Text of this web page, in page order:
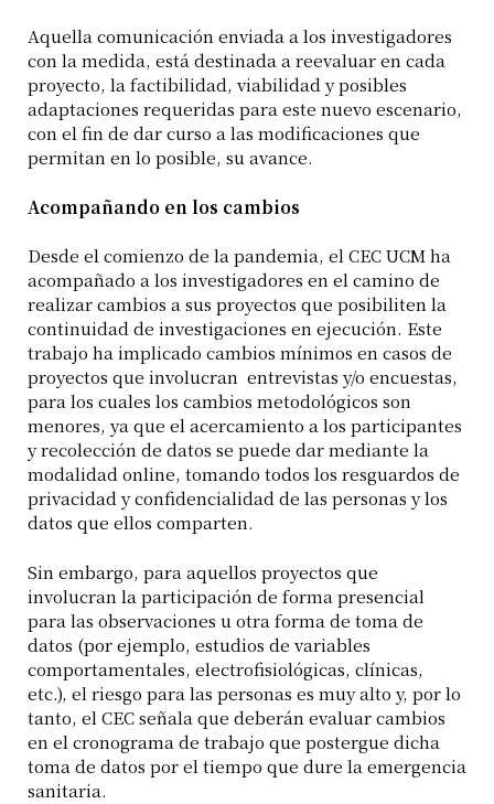
Aquella comunicación enviada a los investigadores
con la medida, está destinada a reevaluar en cada
proyecto, la factibilidad, viabilidad y posibles
adaptaciones requeridas para este nuevo escenario,
con el fin de dar curso a las modificaciones que
permitan en lo posible, su avance.
Acompañando en los cambios
Desde el comienzo de la pandemia, el CEC UCM ha
acompañado a los investigadores en el camino de
realizar cambios a sus proyectos que posibiliten la
continuidad de investigaciones en ejecución. Este
trabajo ha implicado cambios mínimos en casos de
proyectos que involucran entrevistas y/o encuestas,
para los cuales los cambios metodológicos son
menores, ya que el acercamiento a los participantes
y recolección de datos se puede dar mediante la
modalidad online, tomando todos los resguardos de
privacidad y confidencialidad de las personas y los
datos que ellos comparten.
Sin embargo, para aquellos proyectos que
involucran la participación de forma presencial
para las observaciones u otra forma de toma de
datos (por ejemplo, estudios de variables
comportamentales, electrofisiológicas, clínicas,
etc.), el riesgo para las personas es muy alto y, por lo
tanto, el CEC señala que deberán evaluar cambios
en el cronograma de trabajo que postergue dicha
toma de datos por el tiempo que dure la emergencia
sanitaria.